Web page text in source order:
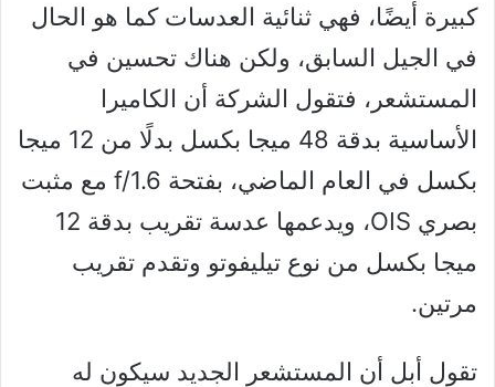
كبيرة أيضًا، فهي ثنائية العدسات كما هو الحال
في الجيل السابق، ولكن هناك تحسين في
المستشعر، فتقول الشركة أن الكاميرا
الأساسية بدقة 48 ميجا بكسل بدلًا من 12 ميجا
بكسل في العام الماضي، بفتحة f/1.6 مع مثبت
بصري OIS، ويدعمها عدسة تقريب بدقة 12
ميجا بكسل من نوع تيليفوتو وتقدم تقريب
مرتين.
تقول أبل أن المستشعر الجديد سيكون له